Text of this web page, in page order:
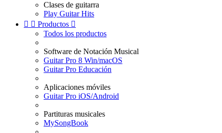
Clases de guitarra
Play Guitar Hits
  Productos 
Todos los productos
Software de Notación Musical
Guitar Pro 8 Win/macOS
Guitar Pro Educación
Aplicaciones móviles
Guitar Pro iOS/Android
Partituras musicales
MySongBook